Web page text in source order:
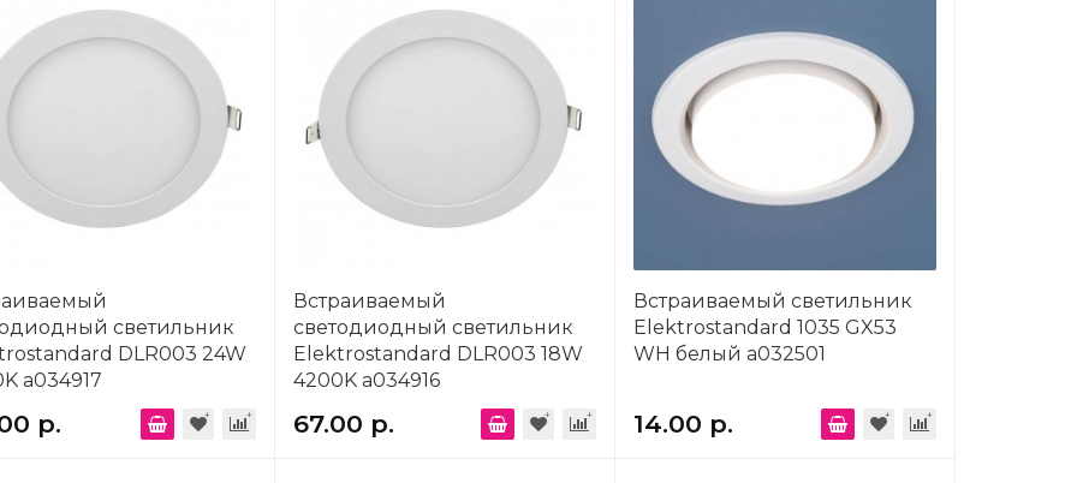
светильник
DLR003 24W
a034917
р.
Встраиваемый
светодиодный светильник
Elektrostandard DLR003 18W
4200K a034916
67.00 р.
Встраиваемый светильник
Elektrostandard 1035 GX53
WH белый a032501
14.00 р.